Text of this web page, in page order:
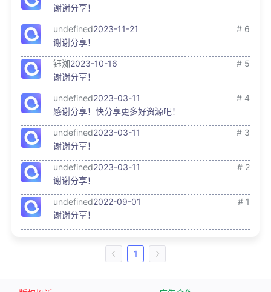
谢谢分享！
undefined2023-11-21
# 6
谢谢分享！
钰洳2023-10-16
# 5
谢谢分享！
undefined2023-03-11
# 4
感谢分享！快分享更多好资源吧！
undefined2023-03-11
# 3
谢谢分享！
undefined2023-03-11
# 2
谢谢分享！
undefined2022-09-01
# 1
谢谢分享！
1